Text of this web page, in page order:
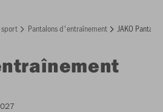
sport Pantalons d'entraînement JAKO